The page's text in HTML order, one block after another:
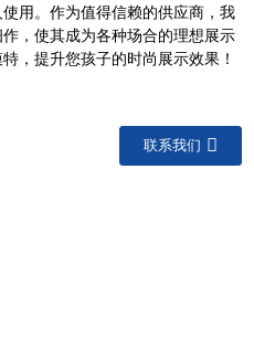
用。作为值得信赖的供应商，我
，使其成为各种场合的理想展示
，提升您孩子的时尚展示效果！
联系我们